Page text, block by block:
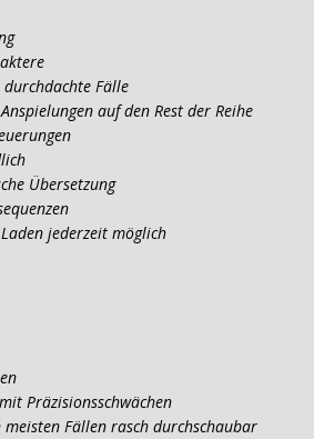
Fälle
auf den Rest der Reihe
Übersetzung
jederzeit möglich
Präzisionsschwächen
Fällen rasch durchschaubar